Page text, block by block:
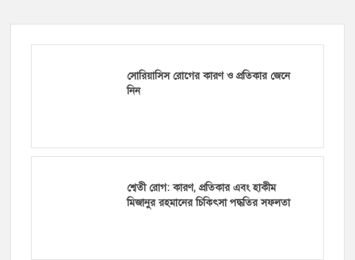
সোরিয়াসিস রোগের কারণ ও প্রতিকার জেনে
নিন
শ্বেতী রোগ: কারণ, প্রতিকার এবং হাকীম
মিজানুর রহমানের চিকিৎসা পদ্ধতির সফলতা